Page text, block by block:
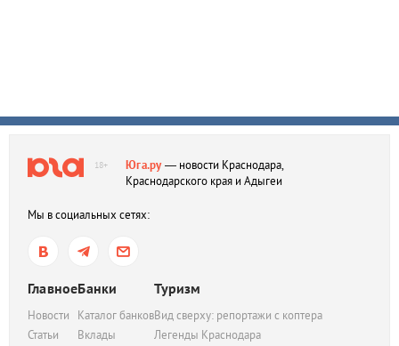
18+ Юга.ру— новости Краснодара,
Краснодарского края и Адыгеи
Мы в социальных сетях:
Главное
Новости
Статьи
Банки
Каталог банков
Вклады
Туризм
Вид сверху: репортажи с коптера
Легенды Краснодара